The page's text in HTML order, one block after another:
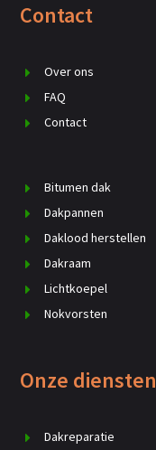
Contact
Over ons
FAQ
Contact
Bitumen dak
Dakpannen
Daklood herstellen
Dakraam
Lichtkoepel
Nokvorsten
Onze diensten
Dakreparatie